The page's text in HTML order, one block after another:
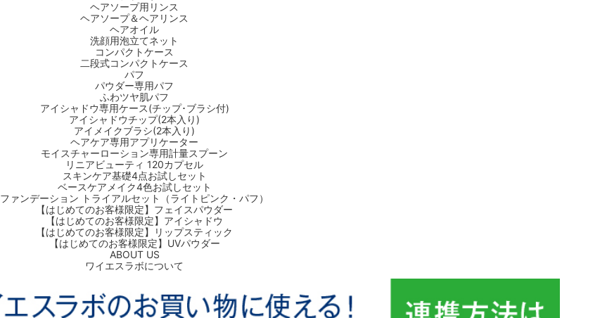
ヘアソープ用リンス
ヘアソープ＆ヘアリンス
ヘアオイル
洗顔用泡立てネット
コンパクトケース
二段式コンパクトケース
パフ
パウダー専用パフ
ふわツヤ肌パフ
アイシャドウ専用ケース(チップ･ブラシ付)
アイシャドウチップ(2本入り)
アイメイクブラシ(2本入り)
ヘアケア専用アプリケーター
モイスチャーローション専用計量スプーン
リニアビューティ 120カプセル
スキンケア基礎4点お試しセット
ベースケアメイク4色お試しセット
ファンデーション トライアルセット（ライトピンク・パフ）
【はじめてのお客様限定】フェイスパウダー
【はじめてのお客様限定】アイシャドウ
【はじめてのお客様限定】リップスティック
【はじめてのお客様限定】UVパウダー
ABOUT US
ワイエスラボについて